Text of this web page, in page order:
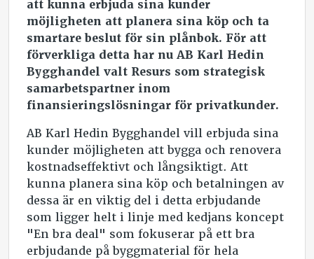
att kunna erbjuda sina kunder
möjligheten att planera sina köp och ta
smartare beslut för sin plånbok. För att
förverkliga detta har nu AB Karl Hedin
Bygghandel valt Resurs som strategisk
samarbetspartner inom
finansieringslösningar för privatkunder.
AB Karl Hedin Bygghandel vill erbjuda sina
kunder möjligheten att bygga och renovera
kostnadseffektivt och långsiktigt. Att
kunna planera sina köp och betalningen av
dessa är en viktig del i detta erbjudande
som ligger helt i linje med kedjans koncept
"En bra deal" som fokuserar på ett bra
erbjudande på byggmaterial för hela